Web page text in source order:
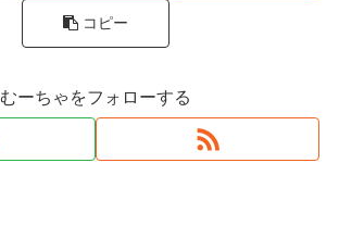
コピー
むーちゃをフォローする